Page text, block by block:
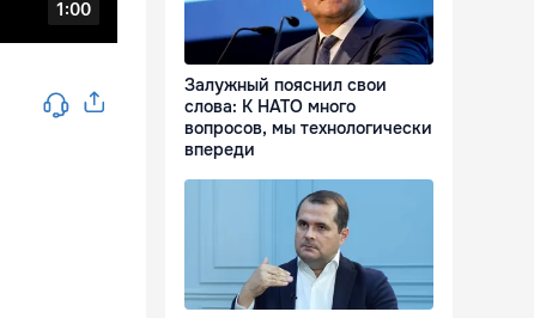
Залужный пояснил свои
слова: К НАТО много
вопросов, мы технологически
впереди